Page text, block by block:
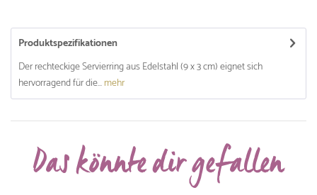
Produktspezifikationen
Der rechteckige Servierring aus Edelstahl (9 x 3 cm) eignet sich
hervorragend für die...mehr
Das könnte dir gefallen